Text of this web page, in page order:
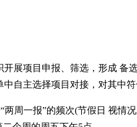
展项目申报、筛选，形成
自主选择项目对接，对其中
周一报”的频次(节假日 视情